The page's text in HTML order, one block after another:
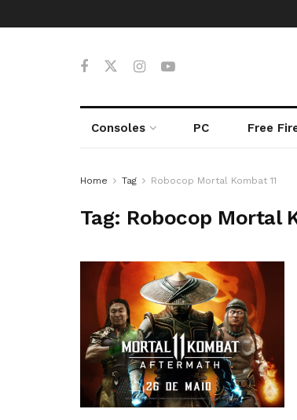
Consoles PC Free
Home Tag Robocop Mortal Kombat 11
Tag: Robocop Mortal